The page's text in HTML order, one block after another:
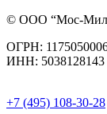
© ООО “Мос-
ОГРН:
ИНН: 5038128143
+7 (495) 108-30-28